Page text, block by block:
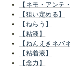
【ネモ・アンテ
【狙い定める】
【ねらう】
【粘液】
【ねんえきネバ
【粘着液】
【念力】